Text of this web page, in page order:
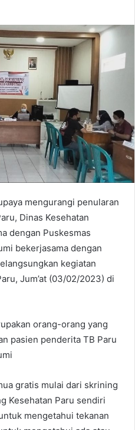
mengurangi penularan
Dinas Kesehatan
dengan Puskesmas
bekerjasama dengan
kegiatan
Jum’at (03/02/2023) di
orang-orang yang
pasien penderita TB Paru
gratis mulai dari skrining
Kesehatan Paru sendiri
mengetahui tekanan